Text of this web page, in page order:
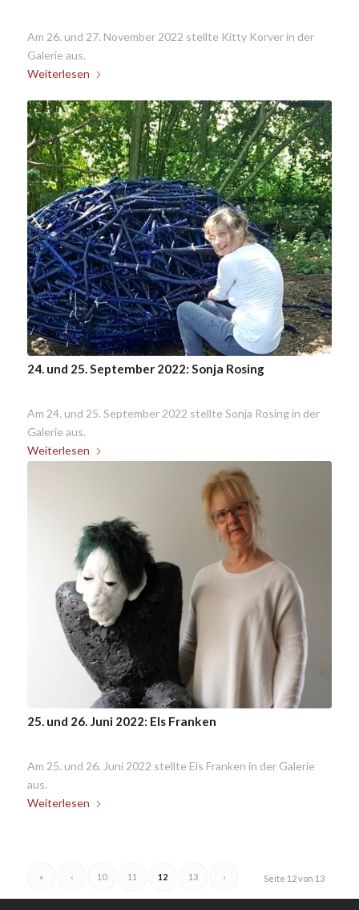
Am 26. und 27. November 2022 stellte Kitty Korver in der
Galerie aus.
Weiterlesen
24. und 25. September 2022: Sonja Rosing
Am 24. und 25. September 2022 stellte Sonja Rosing in der
Galerie aus.
Weiterlesen
25. und 26. Juni 2022: Els Franken
Am 25. und 26. Juni 2022 stellte Els Franken in der Galerie
aus.
Weiterlesen
Seite 12 von 13
« ‹ 10 11 12 13 ›